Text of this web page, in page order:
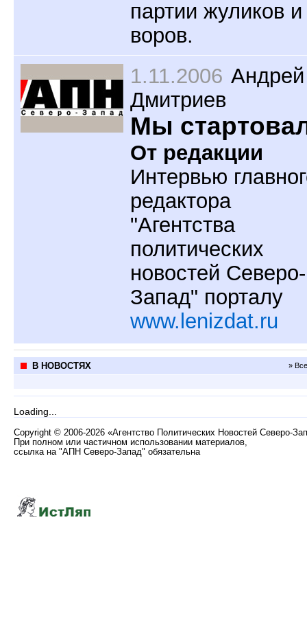
партии жуликов и
воров.
1.11.2006 Андрей
Дмитриев
Мы
От редакции
Интервью
редактора
"Агентства
политических
новостей Северо-
Запад" порталу
www.lenizdat.ru
В НОВОСТЯХ »
Loading...
Copyright © 2006-2026 «Агентство Политических Новостей Северо-
При полном или частичном использовании материалов,
ссылка на "АПН Северо-Запад" обязательна